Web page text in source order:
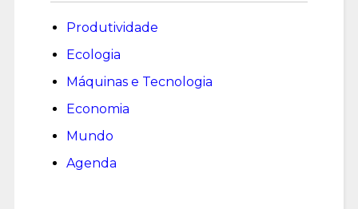
Produtividade
Ecologia
Máquinas e Tecnologia
Economia
Mundo
Agenda